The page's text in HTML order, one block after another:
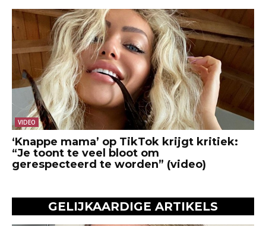
VIDEO
‘Knappe mama’ op TikTok krijgt kritiek:
“Je toont te veel bloot om
gerespecteerd te worden” (video)
GELIJKAARDIGE ARTIKELS